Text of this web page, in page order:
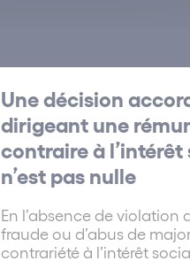
Une décision
dirigeant une
contraire à l’intérêt
n’est pas nulle
En l’absence de violation
fraude ou d’abus de
contrariété à l’intérêt